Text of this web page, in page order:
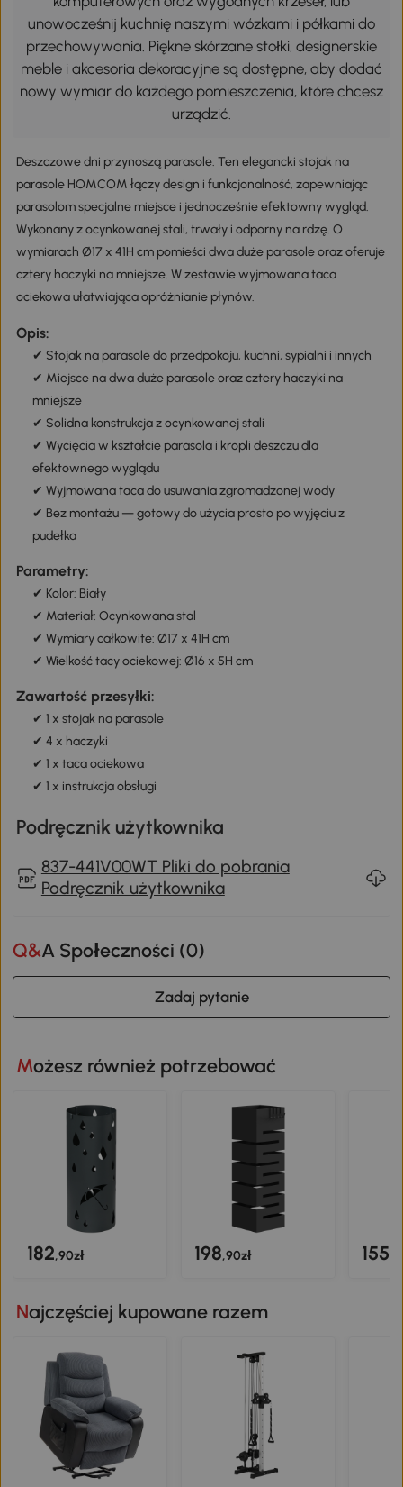
unowocześnij kuchnię naszymi wózkami i półkami do
przechowywania. Piękne skórzane stołki, designerskie
meble i akcesoria dekoracyjne są dostępne, aby dodać
nowy wymiar do każdego pomieszczenia, które chcesz
urządzić.
Deszczowe dni przynoszą parasole. Ten elegancki stojak na
parasole HOMCOM łączy design i funkcjonalność, zapewniając
parasolom specjalne miejsce i jednocześnie efektowny wygląd.
Wykonany z ocynkowanej stali, trwały i odporny na rdzę. O
wymiarach Ø17 x 41H cm pomieści dwa duże parasole oraz oferuje
cztery haczyki na mniejsze. W zestawie wyjmowana taca
ociekowa ułatwiająca opróżnianie płynów.
Opis:
✔ Stojak na parasole do przedpokoju, kuchni, sypialni i innych
✔ Miejsce na dwa duże parasole oraz cztery haczyki na
mniejsze
✔ Solidna konstrukcja z ocynkowanej stali
✔ Wycięcia w kształcie parasola i kropli deszczu dla
efektownego wyglądu
✔ Wyjmowana taca do usuwania zgromadzonej wody
✔ Bez montażu — gotowy do użycia prosto po wyjęciu z
pudełka
Parametry:
✔ Kolor: Biały
✔ Materiał: Ocynkowana stal
✔ Wymiary całkowite: Ø17 x 41H cm
✔ Wielkość tacy ociekowej: Ø16 x 5H cm
Zawartość przesyłki:
✔ 1 x stojak na parasole
✔ 4 x haczyki
✔ 1 x taca ociekowa
✔ 1 x instrukcja obsługi
Podręcznik użytkownika
837-441V00WT Pliki do pobrania
Podręcznik użytkownika
Q&A Społeczności (0)
Zadaj pytanie
Możesz również potrzebować
182,90zł 198,90zł 155
Najczęściej kupowane razem